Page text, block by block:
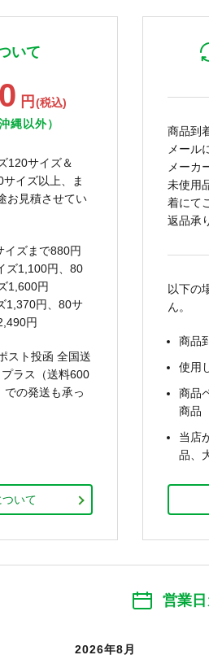
いて
円 (税込)
縄以外）
120サイズ＆
イズ以上、ま
お見積させてい
ズまで880円
ズ1,100円、80
1,600円
1,370円、80サ
円
スト投函 全国送
ラス（送料600
での発送も承っ
いて
商品到
メール
メーカ
未使用
着にて
返品承
以下の
ん。
商品
使用
商品
商品
当店
品、
営業
2026年8月